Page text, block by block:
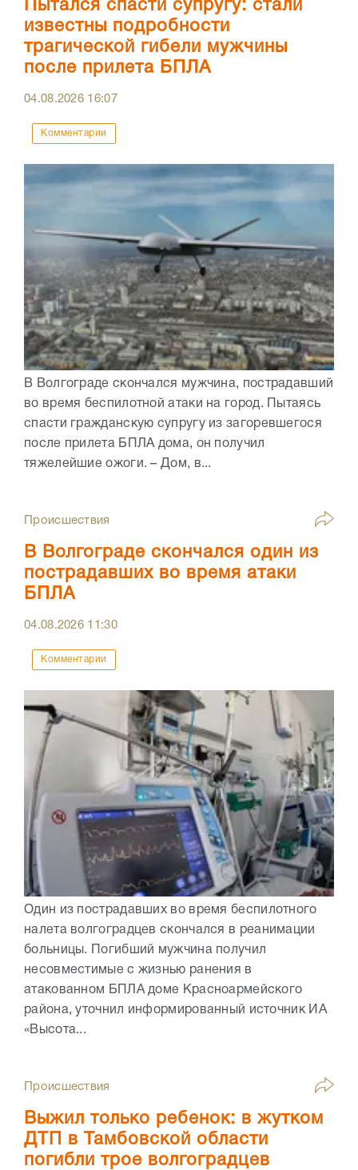
Пытался спасти супругу: стали
известны подробности
трагической гибели мужчины
после прилета БПЛА
04.08.2026 16:07
Комментарии
В Волгограде скончался мужчина, пострадавший
во время беспилотной атаки на город. Пытаясь
спасти гражданскую супругу из загоревшегося
после прилета БПЛА дома, он получил
тяжелейшие ожоги. – Дом, в...
Происшествия
В Волгограде скончался один из
пострадавших во время атаки
БПЛА
04.08.2026 11:30
Комментарии
Один из пострадавших во время беспилотного
налета волгоградцев скончался в реанимации
больницы. Погибший мужчина получил
несовместимые с жизнью ранения в
атакованном БПЛА доме Красноармейского
района, уточнил информированный источник ИА
«Высота...
Происшествия
Выжил только ребенок: в жутком
ДТП в Тамбовской области
погибли трое волгоградцев